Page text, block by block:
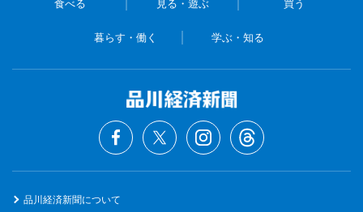
食べる 見る・遊ぶ 買う
暮らす・働く 学ぶ・知る
品川経済新聞について